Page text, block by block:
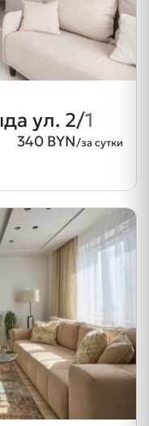
ул. 2/1
340 BYN/за сутки